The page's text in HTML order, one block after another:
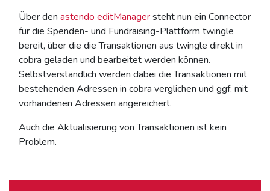
Über den astendo editManagersteht nun ein Connector
für die Spenden- und Fundraising-Plattform twingle
bereit, über die die Transaktionen aus twingle direkt in
cobra geladen und bearbeitet werden können.
Selbstverständlich werden dabei die Transaktionen mit
bestehenden Adressen in cobra verglichen und ggf. mit
vorhandenen Adressen angereichert.
Auch die Aktualisierung von Transaktionen ist kein
Problem.